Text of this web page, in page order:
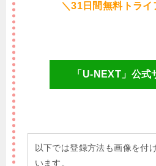
＼31日間無料トライ
「U-NEXT」公式
以下では登録方法も画像を付
います。